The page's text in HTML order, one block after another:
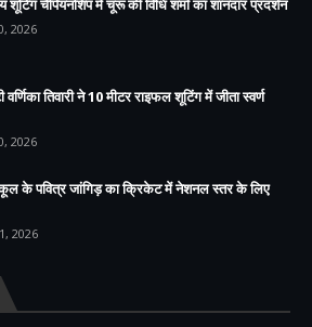
शूटिंग चैंपियनशिप में चूरू की विधि शर्मा का शानदार प्रदर्शन
2026
तिवारी ने 10 मीटर राइफल शूटिंग में जीता स्वर्ण
2026
के पवित्र जांगिड़ का क्रिकेट में नेशनल स्तर के लिए
2026